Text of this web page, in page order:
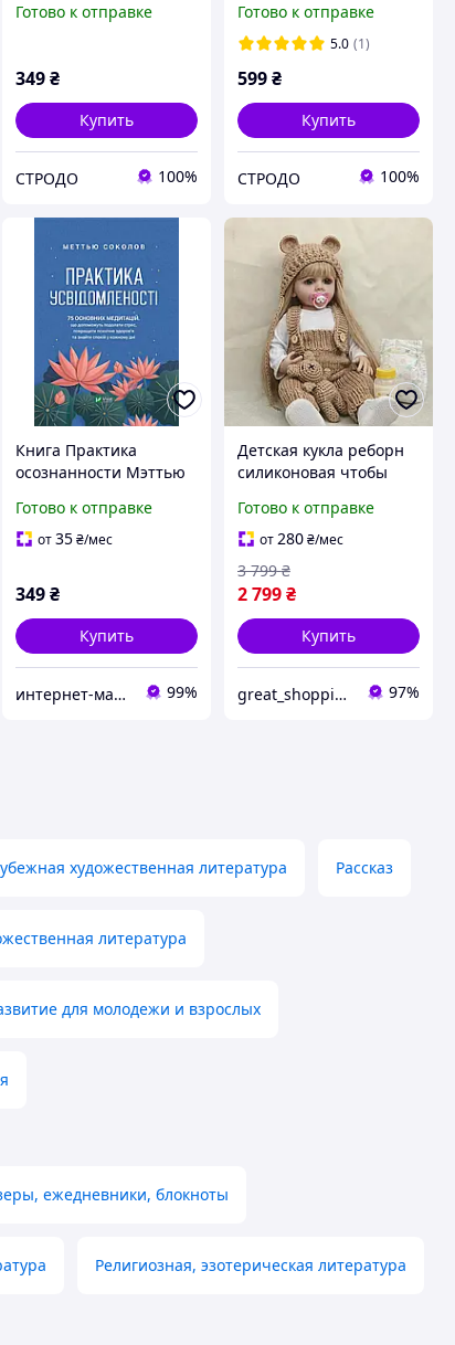
Ніколь ле Пера (Vivat)
Готово к отправке
349 ₴
Купить
СТРОДО 100%
Колк (Vivat)
Готово к отправке
5.0 (1)
599₴
Купить
СТРОДО 100%
Книга Практика
осознанности Мэттью
(на украинском языке)
Готово к отправке
от35 ₴/мес
349 ₴
Купить
интернет-магазин Умничка - книги оптом и в розницу 99%
Детская кукла реборн
силиконовая чтобы
причесок большая
Reborn виниловая с
бутылочкой и соской
Готово к отправке
от280₴/мес
2 799₴
3 799 ₴
Купить
great_shopping 97%
художественная литература Рассказ
литература
для молодежи и взрослых
ежедневники, блокноты
Религиозная, эзотерическая литература